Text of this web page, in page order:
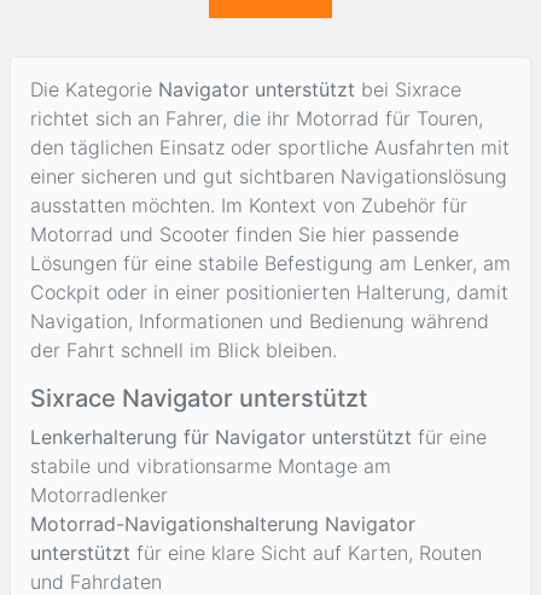
Die Kategorie Navigator unterstützt bei Sixrace
richtet sich an Fahrer, die ihr Motorrad für Touren,
den täglichen Einsatz oder sportliche Ausfahrten mit
einer sicheren und gut sichtbaren Navigationslösung
ausstatten möchten. Im Kontext von Zubehör für
Motorrad und Scooter finden Sie hier passende
Lösungen für eine stabile Befestigung am Lenker, am
Cockpit oder in einer positionierten Halterung, damit
Navigation, Informationen und Bedienung während
der Fahrt schnell im Blick bleiben.
Sixrace Navigator unterstützt
Lenkerhalterung für Navigator unterstützt für eine
stabile und vibrationsarme Montage am
Motorradlenker
Motorrad-Navigationshalterung Navigator
unterstützt für eine klare Sicht auf Karten, Routen
und Fahrdaten